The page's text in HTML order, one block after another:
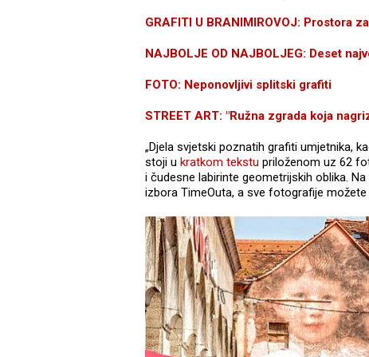
GRAFITI U BRANIMIROVOJ: Prostora
NAJBOLJE OD NAJBOLJEG: Deset
FOTO: Neponovljivi splitski grafiti
STREET ART: "Ružna zgrada koja
„Djela svjetski poznatih grafiti umjetnika,
stoji u kratkom tekstu priloženom uz 62
i čudesne labirinte geometrijskih oblika.
izbora TimeOuta, a sve fotografije